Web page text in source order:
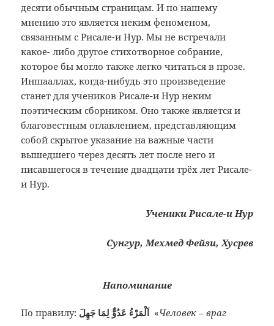
десяти обычным страницам. И по нашему
мнению это является неким феноменом,
связанным с Рисале-и Нур. Мы не встречали
какое- либо другое стихотворное собрание,
которое бы могло также легко читаться в прозе.
Иншааллах, когда-нибудь это произведение
станет для учеников Рисале-и Нур неким
поэтическим сборником. Оно также является и
благовестным оглавлением, представляющим
собой скрытое указание на важные части
вышедшего через десять лет после него и
писавшегося в течение двадцати трёх лет Рисале-
и Нур.
Ученики Рисале-и Нур
Сунгур, Мехмед Фейзи, Хусрев
Напоминание
По правилу: اَلْمَرْءُ عَدُوٌّ لِمَا جَهِلَ «Человек – враг